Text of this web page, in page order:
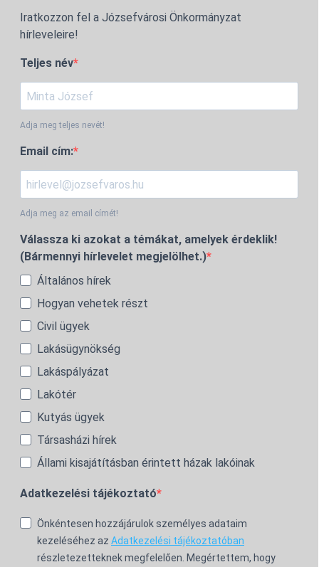
Iratkozzon fel a Józsefvárosi Önkormányzat
hírleveleire!
Teljes név
Adja meg teljes nevét!
Email cím:
Adja meg az email címét!
Válassza ki azokat a témákat, amelyek érdeklik!
(Bármennyi hírlevelet megjelölhet.)
Általános hírek
Hogyan vehetek részt
Civil ügyek
Lakásügynökség
Lakáspályázat
Lakótér
Kutyás ügyek
Társasházi hírek
Állami kisajátításban érintett házak lakóinak
Adatkezelési tájékoztató
Önkéntesen hozzájárulok személyes adataim
kezeléséhez az Adatkezelési tájékoztatóban
részletezetteknek megfelelően. Megértettem, hogy